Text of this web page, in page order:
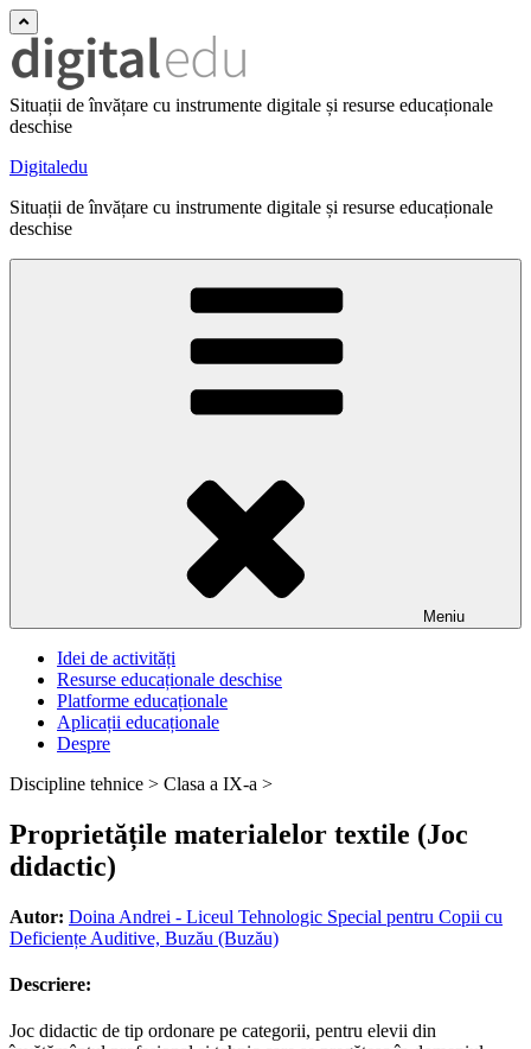
Situații de învățare cu instrumente digitale și resurse educaționale
deschise
Digitaledu
Situații de învățare cu instrumente digitale și resurse educaționale
deschise
Meniu
Idei de activități
Resurse educaționale deschise
Platforme educaționale
Aplicații educaționale
Despre
Discipline tehnice > Clasa a IX-a >
Proprietățile materialelor textile (Joc
didactic)
Autor: Doina Andrei - Liceul Tehnologic Special pentru Copii cu
Deficiențe Auditive, Buzău (Buzău)
Descriere:
Joc didactic de tip ordonare pe categorii, pentru elevii din